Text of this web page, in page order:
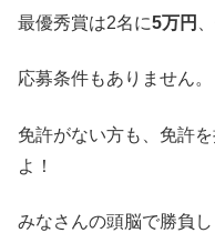
最優秀賞は2名に5万円
応募条件もありません。
免許がない方も、免許
よ！
みなさんの頭脳で勝負し